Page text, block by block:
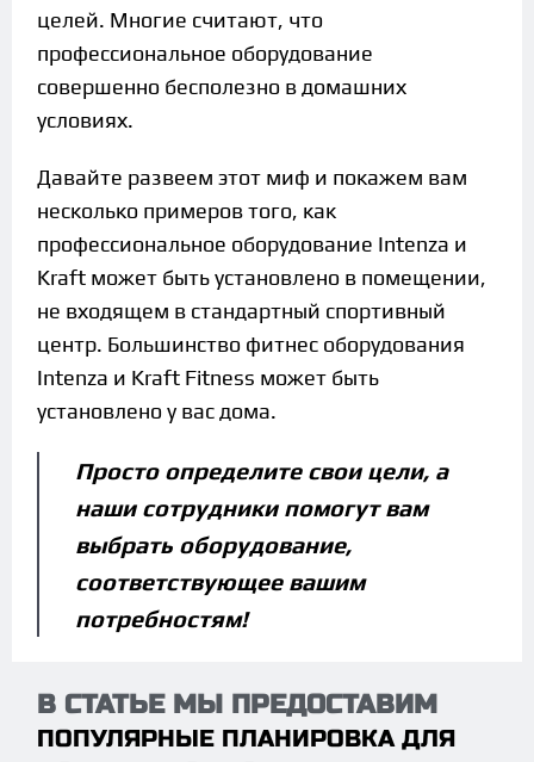
целей. Многие считают, что
профессиональное оборудование
совершенно бесполезно в домашних
условиях.
Давайте развеем этот миф и покажем вам
несколько примеров того, как
профессиональное оборудование Intenza и
Kraft может быть установлено в помещении,
не входящем в стандартный спортивный
центр. Большинство фитнес оборудования
Intenza и Kraft Fitness может быть
установлено у вас дома.
Просто определите свои цели, а
наши сотрудники помогут вам
выбрать оборудование,
соответствующее вашим
потребностям!
В СТАТЬЕ МЫ ПРЕДОСТАВИМ
ПОПУЛЯРНЫЕ ПЛАНИРОВКА ДЛЯ